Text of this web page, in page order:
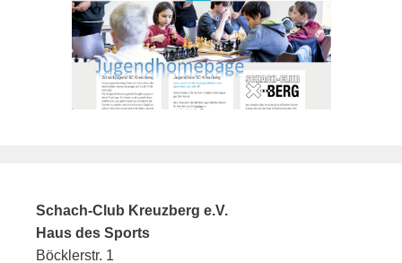
Schach-Club Kreuzberg e.V.
Haus des Sports
Böcklerstr. 1